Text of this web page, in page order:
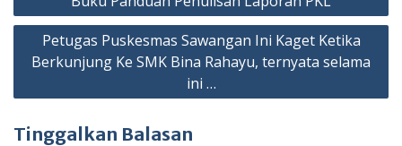
pos
Petugas Puskesmas Sawangan Ini Kaget Ketika
Berkunjung Ke SMK Bina Rahayu, ternyata selama
ini …
Tinggalkan Balasan